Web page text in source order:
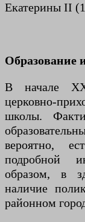
Екатерины II
Образование
В начале
церковно-
школы.
вероятно,
подробной
образом, в
наличие
районном